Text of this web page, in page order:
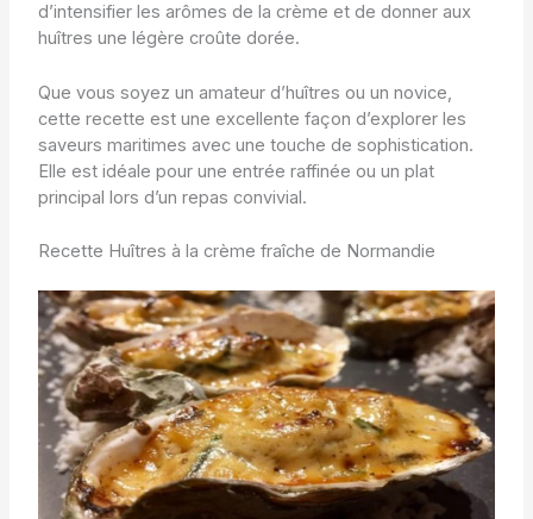
d’intensifier les arômes de la crème et de donner aux
huîtres une légère croûte dorée.
Que vous soyez un amateur d’huîtres ou un novice,
cette recette est une excellente façon d’explorer les
saveurs maritimes avec une touche de sophistication.
Elle est idéale pour une entrée raffinée ou un plat
principal lors d’un repas convivial.
Recette Huîtres à la crème fraîche de Normandie